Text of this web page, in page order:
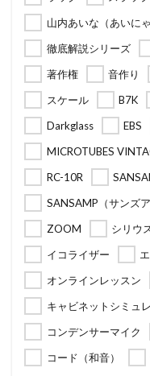
山内あいな（あいにゃ
徹底解説シリーズ
著作権
音作り
スケール
B7K
Darkglass
EBS
MICROTUBES
RC-10R
SANSAMP（サンズア
ZOOM
シリウ
イコライザー
オンラインレッスン
キャビネットシミュ
コンデンサーマイク
コード（和音）